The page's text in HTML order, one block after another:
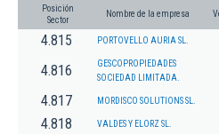
Posición
Sector
Nombre de la empresa
4.815 PORTOVELLO AURIA SL.
4.816
GESCOPROPIEDADES
SOCIEDAD LIMITADA.
4.817 MORDISCO SOLUTIONS SL.
4.818 VALDES Y ELORZ SL.